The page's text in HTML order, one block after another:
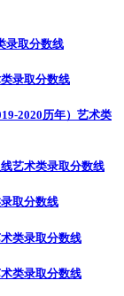
录取分数线
录取分数线
2020历年） 艺术类
艺术类录取分数线
取分数线
类录取分数线
类录取分数线